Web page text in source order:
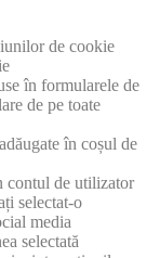
de cookie
în formularele de
de pe toate
în coșul de
contul de utilizator
selectat-o
media
selectată